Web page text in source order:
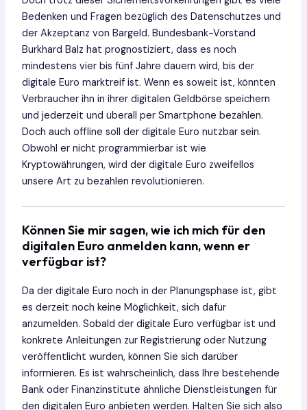
Bedenken und Fragen bezüglich des Datenschutzes und
der Akzeptanz von Bargeld. Bundesbank-Vorstand
Burkhard Balz hat prognostiziert, dass es noch
mindestens vier bis fünf Jahre dauern wird, bis der
digitale Euro marktreif ist. Wenn es soweit ist, könnten
Verbraucher ihn in ihrer digitalen Geldbörse speichern
und jederzeit und überall per Smartphone bezahlen.
Doch auch offline soll der digitale Euro nutzbar sein.
Obwohl er nicht programmierbar ist wie
Kryptowährungen, wird der digitale Euro zweifellos
unsere Art zu bezahlen revolutionieren.
Können Sie mir sagen, wie ich mich für den
digitalen Euro anmelden kann, wenn er
verfügbar ist?
Da der digitale Euro noch in der Planungsphase ist, gibt
es derzeit noch keine Möglichkeit, sich dafür
anzumelden. Sobald der digitale Euro verfügbar ist und
konkrete Anleitungen zur Registrierung oder Nutzung
veröffentlicht wurden, können Sie sich darüber
informieren. Es ist wahrscheinlich, dass Ihre bestehende
Bank oder Finanzinstitute ähnliche Dienstleistungen für
den digitalen Euro anbieten werden. Halten Sie sich also